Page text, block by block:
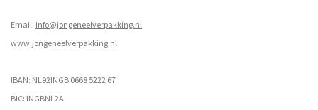
Email: info@jongeneelverpakking.nl
www.jongeneelverpakking.nl
IBAN: NL92INGB 0668 5222 67
BIC: INGBNL2A